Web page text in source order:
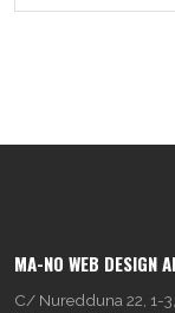
MA-NO WEB DESIGN
C/ Nuredduna 22, 1-